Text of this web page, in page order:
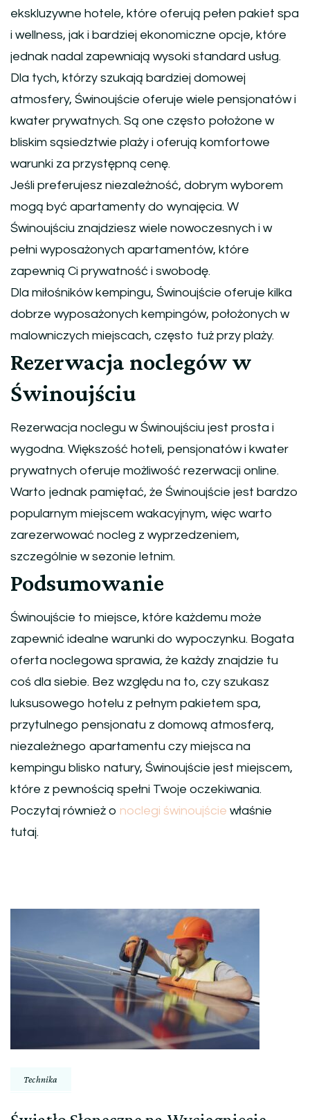
ekskluzywne hotele, które oferują pełen pakiet spa
i wellness, jak i bardziej ekonomiczne opcje, które
jednak nadal zapewniają wysoki standard usług.
Dla tych, którzy szukają bardziej domowej
atmosfery, Świnoujście oferuje wiele pensjonatów i
kwater prywatnych. Są one często położone w
bliskim sąsiedztwie plaży i oferują komfortowe
warunki za przystępną cenę.
Jeśli preferujesz niezależność, dobrym wyborem
mogą być apartamenty do wynajęcia. W
Świnoujściu znajdziesz wiele nowoczesnych i w
pełni wyposażonych apartamentów, które
zapewnią Ci prywatność i swobodę.
Dla miłośników kempingu, Świnoujście oferuje kilka
dobrze wyposażonych kempingów, położonych w
malowniczych miejscach, często tuż przy plaży.
Rezerwacja noclegów w
Świnoujściu
Rezerwacja noclegu w Świnoujściu jest prosta i
wygodna. Większość hoteli, pensjonatów i kwater
prywatnych oferuje możliwość rezerwacji online.
Warto jednak pamiętać, że Świnoujście jest bardzo
popularnym miejscem wakacyjnym, więc warto
zarezerwować nocleg z wyprzedzeniem,
szczególnie w sezonie letnim.
Podsumowanie
Świnoujście to miejsce, które każdemu może
zapewnić idealne warunki do wypoczynku. Bogata
oferta noclegowa sprawia, że każdy znajdzie tu
coś dla siebie. Bez względu na to, czy szukasz
luksusowego hotelu z pełnym pakietem spa,
przytulnego pensjonatu z domową atmosferą,
niezależnego apartamentu czy miejsca na
kempingu blisko natury, Świnoujście jest miejscem,
które z pewnością spełni Twoje oczekiwania.
Poczytaj również o noclegi świnoujście właśnie
tutaj.
Nawigacja
wpisu
Technika